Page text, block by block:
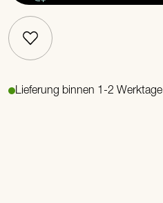
Lieferung binnen 1-2 Werktage